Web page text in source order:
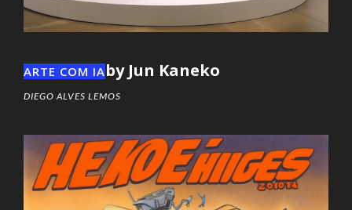
ARTE COM IAby Jun Kaneko
DIEGO ALVES LEMOS